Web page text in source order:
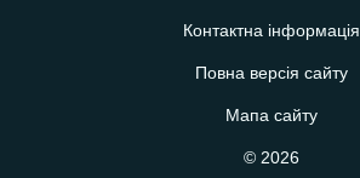
Контактна інформація
Повна версія сайту
Мапа сайту
© 2026